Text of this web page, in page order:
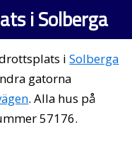
i Solberga
iSolberga
gatorna
. Alla hus på
57176.